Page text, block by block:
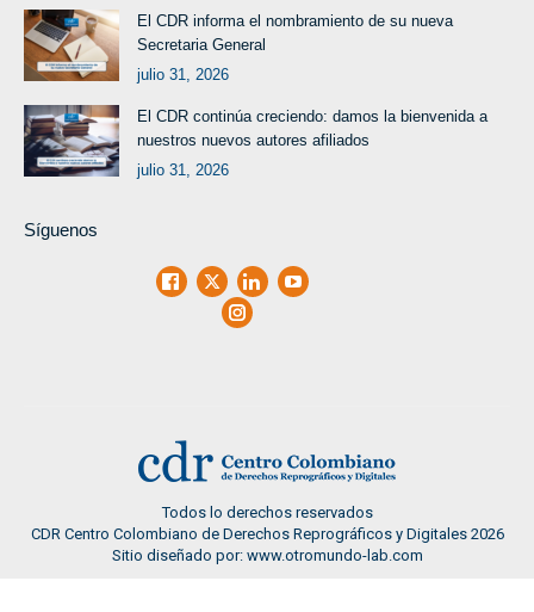
El CDR informa el nombramiento de su nueva
Secretaria General
julio 31, 2026
El CDR continúa creciendo: damos la bienvenida a
nuestros nuevos autores afiliados
julio 31, 2026
Síguenos
Facebook
X LinkedInYoutube
Instagram
Todos lo derechos reservados
CDR Centro Colombiano de Derechos Reprográficos y Digitales 2026
Sitio diseñado por: www.otromundo-lab.com